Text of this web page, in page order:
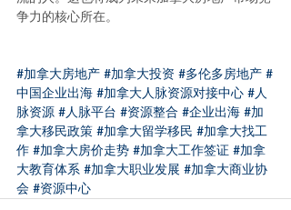
争力的核心所在。
#加拿大房地产 #加拿大投资 #多伦多房地产 #
中国企业出海 #加拿大人脉资源对接中心 #人
脉资源 #人脉平台 #资源整合 #企业出海 #加
拿大移民政策 #加拿大留学移民 #加拿大找工
作 #加拿大房价走势 #加拿大工作签证 #加拿
大教育体系 #加拿大职业发展 #加拿大商业协
会 #资源中心